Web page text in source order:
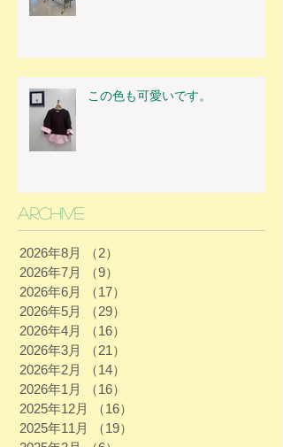
この色も可愛いです。
Archive
2026年8月 （2）
2026年7月
（9）
2026年6月
（17）
2026年5月
（29）
2026年4月
（16）
2026年3月
（21）
2026年2月
（14）
2026年1月
（16）
2025年12月
（16）
2025年11月
（19）